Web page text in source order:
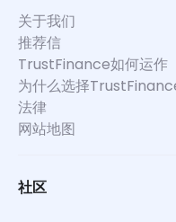
关于我们
推荐信
TrustFinance如何运作
为什么选择
法律
网站地图
社区